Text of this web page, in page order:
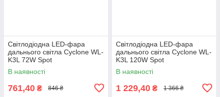
Світлодіодна LED-фара
дальнього світла Cyclone WL-
K3L 72W Spot
В наявності
761,40 ₴ 846 ₴
Світлодіодна LED-фара
дальнього світла Cyclone WL-
K3L 120W Spot
В наявності
1 229,40 ₴ 1 366 ₴